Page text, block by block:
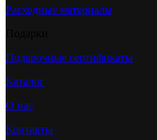
Расходные материалы
Подарочные сертификаты
Каталог
О нас
Контакты